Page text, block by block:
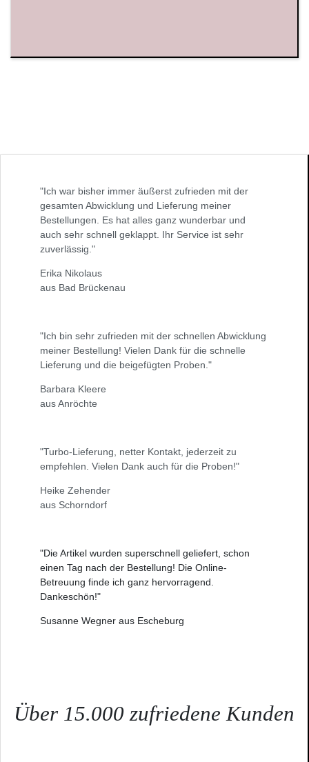
"Ich war bisher immer äußerst zufrieden mit der
gesamten Abwicklung und Lieferung meiner
Bestellungen. Es hat alles ganz wunderbar und
auch sehr schnell geklappt. Ihr Service ist sehr
zuverlässig."
Erika Nikolaus
aus Bad Brückenau
"Ich bin sehr zufrieden mit der schnellen Abwicklung
meiner Bestellung! Vielen Dank für die schnelle
Lieferung und die beigefügten Proben."
Barbara Kleere
aus Anröchte
"Turbo-Lieferung, netter Kontakt, jederzeit zu
empfehlen. Vielen Dank auch für die Proben!"
Heike Zehender
aus Schorndorf
"Die Artikel wurden superschnell geliefert, schon
einen Tag nach der Bestellung! Die Online-
Betreuung finde ich ganz hervorragend.
Dankeschön!"
Susanne Wegner aus Escheburg
Über 15.000 zufriedene Kunden